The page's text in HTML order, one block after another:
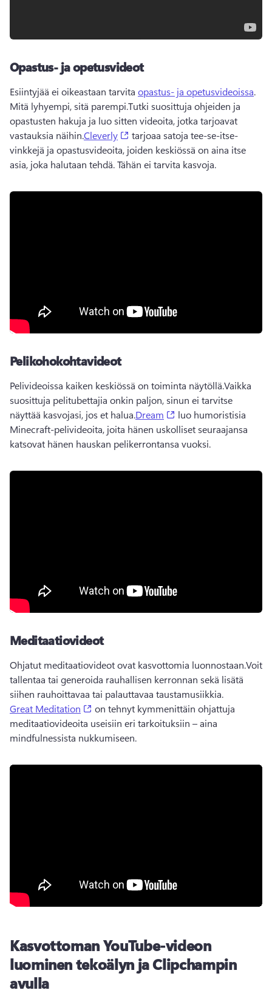
Opastus- ja opetusvideot
Esiintyjää ei oikeastaan tarvita opastus- ja opetusvideoissa
Mitä lyhyempi, sitä parempi.Tutki suosittuja ohjeiden ja
opastusten hakuja ja luo sitten videoita, jotka tarjoavat
vastauksia näihin.Cleverly (opens in a new tab)
tarjoaa satoja tee-se-itse-
vinkkejä ja opastusvideoita, joiden keskiössä on aina itse
asia, joka halutaan tehdä. Tähän ei tarvita kasvoja.
Pelikohokohtavideot
Pelivideoissa kaiken keskiössä on toiminta näytöllä.Vaikka
suosittuja pelitubettajia onkin paljon, sinun ei tarvitse
näyttää kasvojasi, jos et halua.Dream (opens in a new tab)
luo humoristisia
Minecraft-pelivideoita, joita hänen uskolliset seuraajansa
katsovat hänen hauskan pelikerrontansa vuoksi.
Meditaatiovideot
Ohjatut meditaatiovideot ovat kasvottomia luonnostaan.Voit
tallentaa tai generoida rauhallisen kerronnan sekä lisätä
siihen rauhoittavaa tai palauttavaa taustamusiikkia.
Great Meditation
(opens in a new tab)
on tehnyt kymmenittäin ohjattuja
meditaatiovideoita useisiin eri tarkoituksiin – aina
mindfulnessista nukkumiseen.
Kasvottoman YouTube-videon
luominen tekoälyn ja Clipchampin
avulla